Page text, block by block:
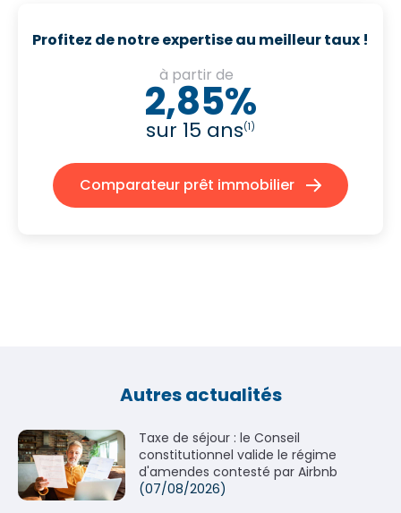
Profitez de notre expertise au meilleur taux !
à partir de
2,85%
sur 15 ans(1)
Comparateur prêt immobilier
Autres actualités
Taxe de séjour : le Conseil
constitutionnel valide le régime
d'amendes contesté par Airbnb
(07/08/2026)